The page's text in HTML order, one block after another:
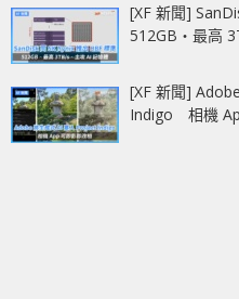
[XF 新聞]
512GB‧最高
[XF 新聞]
Indigo 相機